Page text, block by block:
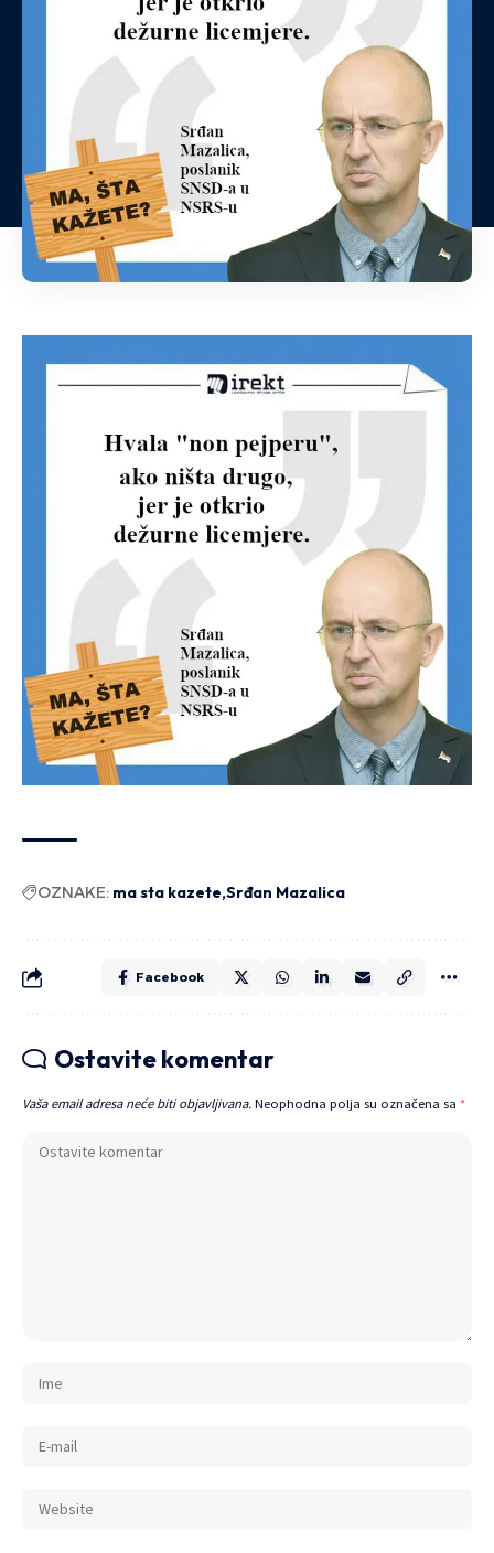
OZNAKE: ma sta kazete Srđan Mazalica
Facebook
Ostavite komentar
Vaša email adresa neće biti objavljivana. Neophodna polja su označena sa *